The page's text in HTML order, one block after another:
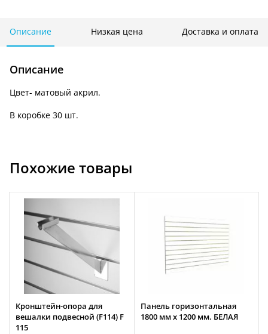
198*210*210
мм
364р
Описание Низкая цена Доставка и оплата
Описание
Цвет- матовый акрил.
В коробке 30 шт.
Похожие товары
Кронштейн-опора для
вешалки подвесной (F114) F
115
Панель горизонтальная
1800 мм х 1200 мм. БЕЛАЯ